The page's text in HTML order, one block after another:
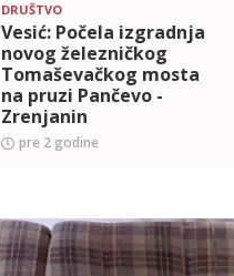
DRUŠTVO
Vesić: Počela izgradnja
novog železničkog
Tomaševačkog mosta
na pruzi Pančevo -
Zrenjanin
pre 2 godine